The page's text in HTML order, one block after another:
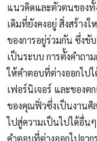
แนวคิดและตัวตนของทั้
เดิมที่ยังคงอยู่ สิ่งสร้า
ของการอยู่ร่วมกัน ซึ่งขั
เป็นระบบ การตั้งคำถา
ให้คำตอบที่ต่างออกไป
เฟอร์นิเจอร์ และของ
ของคุณฟิ่วซึ่งเป็นงานศิ
ไปสู่ความเป็นไปได้อื่น
คำตอบที่ต่างออกไปจา